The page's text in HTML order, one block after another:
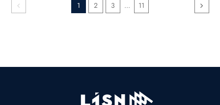
1 2 3 ... 11